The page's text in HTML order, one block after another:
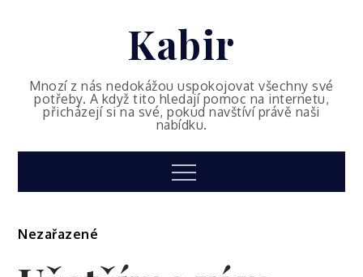
Kabir
Mnozí z nás nedokážou uspokojovat všechny své
potřeby. A když tito hledají pomoc na internetu,
přicházejí si na své, pokud navštíví právě naši
nabídku.
Menu
Nezařazené